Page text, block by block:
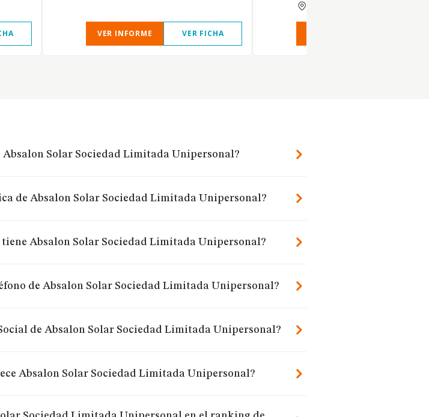
VER INFORME VER FICHA
Absalon Solar Sociedad Limitada Unipersonal?
de Absalon Solar Sociedad Limitada Unipersonal?
Absalon Solar Sociedad Limitada Unipersonal?
de Absalon Solar Sociedad Limitada Unipersonal?
de Absalon Solar Sociedad Limitada Unipersonal?
Absalon Solar Sociedad Limitada Unipersonal?